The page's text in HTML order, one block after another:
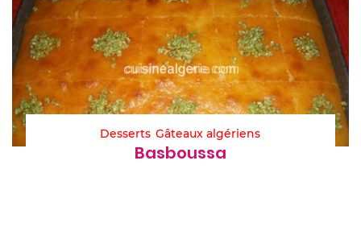
Desserts Gâteaux algériens
Basboussa